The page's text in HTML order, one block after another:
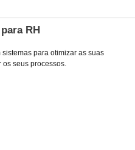
RH
para otimizar as suas
seus processos.